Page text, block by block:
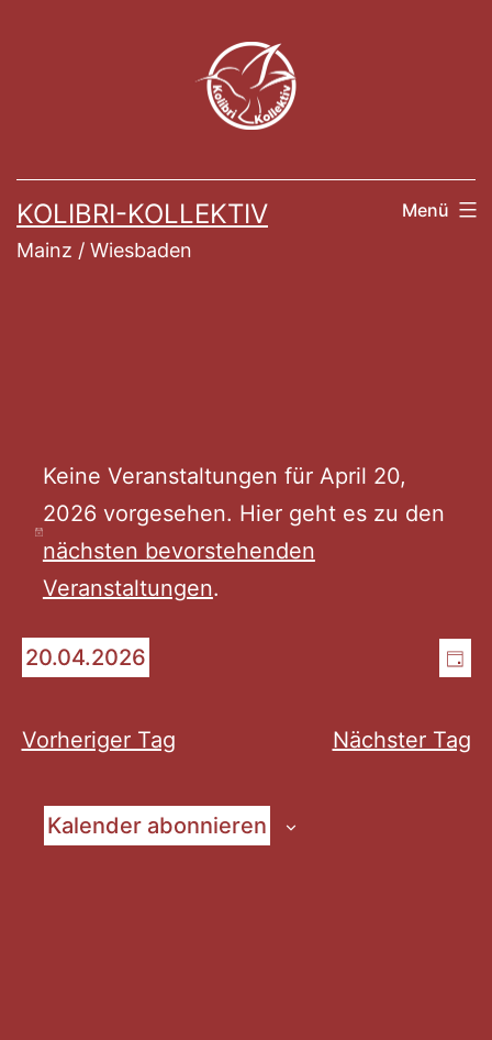
KOLIBRI-KOLLEKTIV
Mainz / Wiesbaden
Menü
für
April
20,
2026
Hinweis
Keine Veranstaltungen für April 20,
2026 vorgesehen. Hier geht es zu den
nächsten bevorstehenden
Veranstaltungen.
Tag
20.04.2026
wählen.
Vorheriger Tag Nächster Tag
Kalender abonnieren